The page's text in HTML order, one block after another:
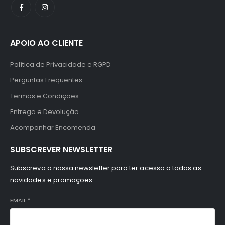
APOIO AO CLIENTE
Política de Privacidade e RGPD
Perguntas Frequentes
Termos e Condições
Entrega e Devolução
Acompanhar Encomenda
SUBSCREVER NEWSLETTER
Subscreva a nossa newsletter para ter acesso a todas as
novidades e promoções.
EMAIL *